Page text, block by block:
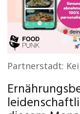
Partnerstadt: